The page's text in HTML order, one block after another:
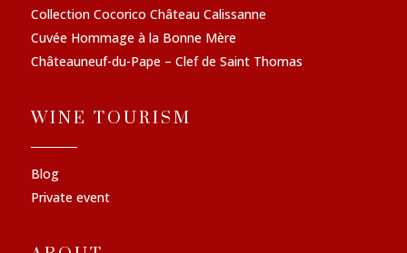
Collection Cocorico Château Calissanne
Cuvée Hommage à la Bonne Mère
Châteauneuf-du-Pape – Clef de Saint Thomas
WINE TOURISM
Blog
Private event